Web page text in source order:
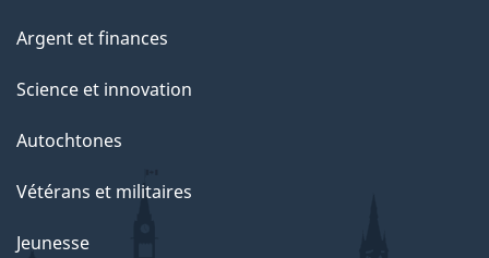
Argent et finances
Science et innovation
Autochtones
Vétérans et militaires
Jeunesse